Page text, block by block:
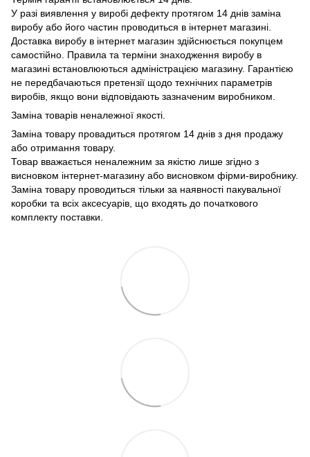
У разі виявлення у виробі дефекту протягом 14 днів заміна
виробу або його частин проводиться в інтернет магазині.
Доставка виробу в інтернет магазин здійснюється покупцем
самостійно. Правила та терміни знаходження виробу в
магазині встановлюються адміністрацією магазину. Гарантією
не передбачаються претензії щодо технічних параметрів
виробів, якщо вони відповідають зазначеним виробником.
Заміна товарів неналежної якості.
Заміна товару провадиться протягом 14 днів з дня продажу
або отримання товару.
Товар вважається неналежним за якістю лише згідно з
висновком інтернет-магазину або висновком фірми-виробнику.
Заміна товару проводиться тільки за наявності пакувальної
коробки та всіх аксесуарів, що входять до початкового
комплекту поставки.